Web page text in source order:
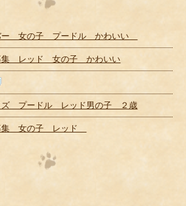
ー 女の子 プードル かわいい
集 レッド 女の子 かわいい
ズ プードル レッド男の子 ２歳
集 女の子 レッド